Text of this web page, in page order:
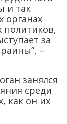
и так
органах
политиков,
за
–
занялся
среди
как он их